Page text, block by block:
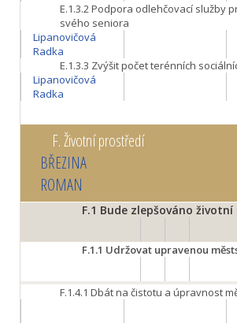
E.1.3.2Podpora odlehčovací služby
svého seniora
Lipanovičová
Radka
E.1.3.3 Zvýšit počet terénních
Lipanovičová
Radka
F.Životní prostředí
BŘEZINA
ROMAN
F.1 Bude zlepšováno
F.1.1 Udržovat upravenou
F.1.4.1 Dbát na čistotu a úpravnost